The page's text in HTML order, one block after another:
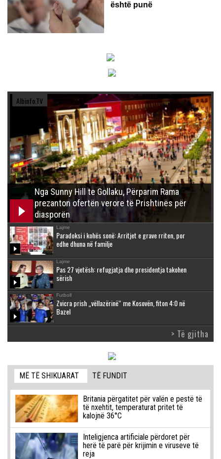
është punë
Albinfo.TV
Nga Sunny Hill te Gollaku, Përparim Rama
prezanton ofertën verore të Prishtinës për
diasporën
Lajme
Paradoksi i kohës sonë: Arritjet e grave rriten, por
edhe dhuna në familje
Lajme
Pas 27 vjetësh: refugjatja dhe presidentja takohen
sërish
Futboll
Zvicra prish „vëllazërinë“ me Kosovën, fiton 4:0 në
Bazel
> Të gjitha
MË TË SHIKUARAT TË FUNDIT
Britania përgatitet për valën e pestë të
të nxehtit, temperaturat pritet të
kalojnë 36°C
Inteligjenca artificiale përdoret për
herë të parë për krijimin e viruseve të
reja